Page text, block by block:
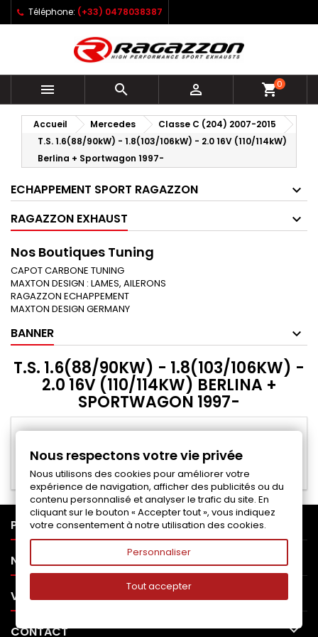
Téléphone: (+33) 0478038387
   shopping_cart0
Accueil Mercedes
Classe C (204) 2007-2015
T.S. 1.6(88/90kW) - 1.8(103/106kW) - 2.0 16V (110/114kW)
Berlina + Sportwagon 1997-
ECHAPPEMENT SPORT RAGAZZON
RAGAZZON EXHAUST
Nos Boutiques Tuning
CAPOT CARBONE TUNING
MAXTON DESIGN : LAMES, AILERONS
RAGAZZON ECHAPPEMENT
MAXTON DESIGN GERMANY
BANNER
T.S. 1.6(88/90KW) - 1.8(103/106KW) -
2.0 16V (110/114KW) BERLINA +
SPORTWAGON 1997-
Effectuez une nouvelle recherche
PRODUITS
NOTRE SOCIÉTÉ
VOTRE COMPTE 
CONTACT 
Nous respectons votre vie privée
Nous utilisons des cookies pour améliorer votre
expérience de navigation, afficher des publicités ou du
contenu personnalisé et analyser le trafic du site. En
cliquant sur le bouton « Accepter tout », vous indiquez
votre consentement à notre utilisation des cookies.
Personnaliser
Tout accepter